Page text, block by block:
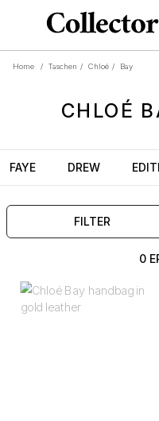
Home / Taschen / Chloé / Bay
CHLOÉ
FAYE DREW
FILTER
0